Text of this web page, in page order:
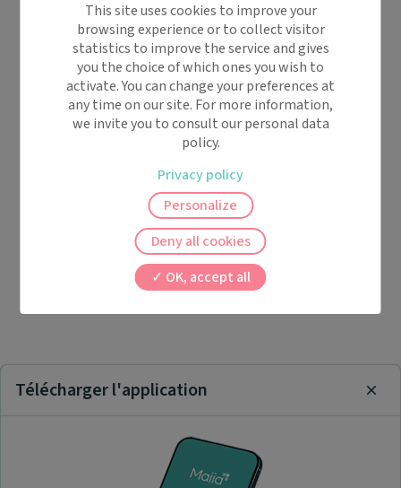
Télécharger l'application
This site uses cookies to improve your
browsing experience or to collect visitor
statistics to improve the service and gives
you the choice of which ones you wish to
activate. You can change your preferences at
any time on our site. For more information,
we invite you to consult our personal data
policy.
OK, accept all
Deny all cookies
Personalize
Privacy policy